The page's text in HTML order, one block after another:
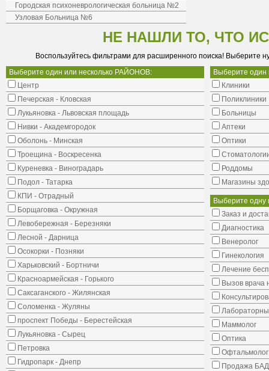
Городская психоневрологическая больница №2
Узловая Больница №6
НЕ НАШЛИ ТО, ЧТО
Воспользуйтесь фильтрами для расширенного поиска! Выберите
Выберите один или несколько РАЙОНОВ:
Центр
Печерская - Кловская
Лукьяновка - Львовская площадь
Нивки - Академгородок
Оболонь - Минская
Троещина - Воскресенка
Куреневка - Виноградарь
Подол - Татарка
КПИ - Отрадный
Борщаговка - Окружная
Левобережная - Березняки
Лесной - Дарница
Осокорки - Позняки
Харьковский - Бортничи
Красноармейская - Горького
Саксаганского - Жилянская
Соломенка - Жуляны
проспект Победы - Берестейская
Лукьяновка - Сырец
Петровка
Гидропарк - Днепр
Выберите
Клиники
Поликлиники
Больницы
Аптеки
Оптики
Роддомы
Магазины
Выберите одну
Заказ и
Диагностика
Венеролог
Гинекология
Лечение
Вызов врача
Маммолог
Оптика
Офтальмолог
Продажа